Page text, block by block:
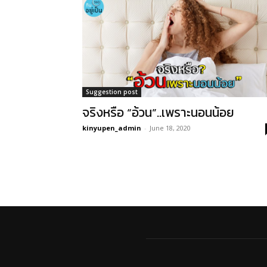
Suggestion post
จริงหรือ “อ้วน”..เพราะนอนน้อย
kinyupen_admin - June 18, 2020